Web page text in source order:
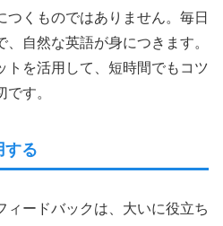
つくものではありません。毎日
自然な英語が身につきます。
トを活用して、短時間でもコツ
す。
する
ィードバックは、大いに役立ち